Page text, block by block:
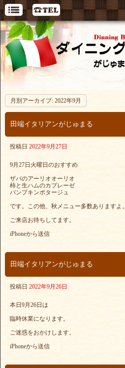
月別アーカイブ: 2022年9月
田端イタリアンがじゅまる
投稿日 2022年9月27日
9月27日火曜日のおすすめ
ザバのアーリオオーリオ
柿と生ハムのカプレーゼ
パンプキンポタージュ
です。この他、秋メニュー多数ありますよ。
ご来店お待ちしてます。
iPhoneから送信
田端イタリアンがじゅまる
投稿日 2022年9月26日
本日9月26日は
臨時休業になります。
ご迷惑をおかけします。
iPhoneから送信